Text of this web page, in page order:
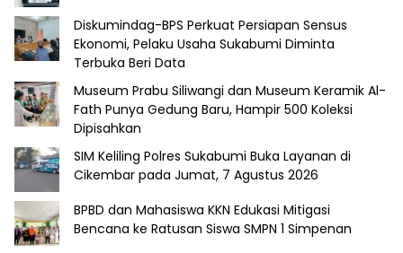
Diskumindag-BPS Perkuat Persiapan Sensus
Ekonomi, Pelaku Usaha Sukabumi Diminta
Terbuka Beri Data
Museum Prabu Siliwangi dan Museum Keramik Al-
Fath Punya Gedung Baru, Hampir 500 Koleksi
Dipisahkan
SIM Keliling Polres Sukabumi Buka Layanan di
Cikembar pada Jumat, 7 Agustus 2026
BPBD dan Mahasiswa KKN Edukasi Mitigasi
Bencana ke Ratusan Siswa SMPN 1 Simpenan